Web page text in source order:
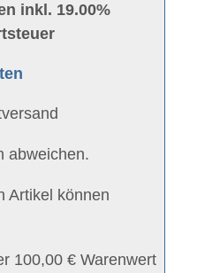
inkl. 19.00%
abweichen.
Artikel können
100,00 € Warenwert